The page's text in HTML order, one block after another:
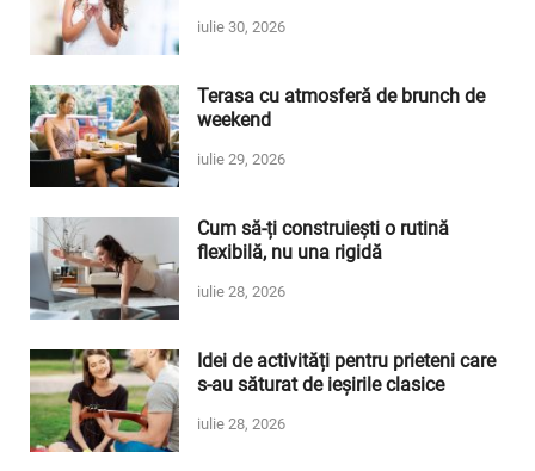
iulie 30, 2026
Terasa cu atmosferă de brunch de
weekend
iulie 29, 2026
Cum să-ți construiești o rutină
flexibilă, nu una rigidă
iulie 28, 2026
Idei de activități pentru prieteni care
s-au săturat de ieșirile clasice
iulie 28, 2026